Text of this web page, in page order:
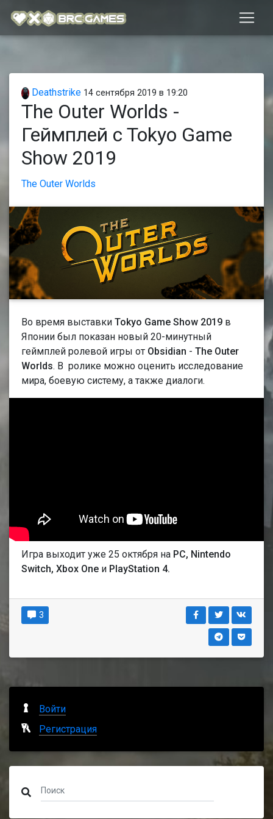
Deathstrike 14 сентября 2019 в 19:20
The Outer Worlds -
Геймплей c Tokyo Game
Show 2019
The Outer Worlds
Во время выставки Tokyo Game Show 2019 в
Японии был показан новый 20-минутный
геймплей ролевой игры от Obsidian - The Outer
Worlds. В ролике можно оценить исследование
мира, боевую систему, а также диалоги.
Игра выходит уже 25 октября на PC, Nintendo
Switch, Xbox One и PlayStation 4.
3
Войти
Регистрация